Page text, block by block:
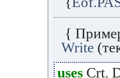
{
Write
usesCrt,